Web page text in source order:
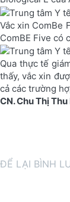
Vắc xin ComBe
ComBE Five có
Qua thực tế
thấy, vắc xin
cả các trường
CN. Chu Thị Thu
ĐỂ LẠI BÌNH